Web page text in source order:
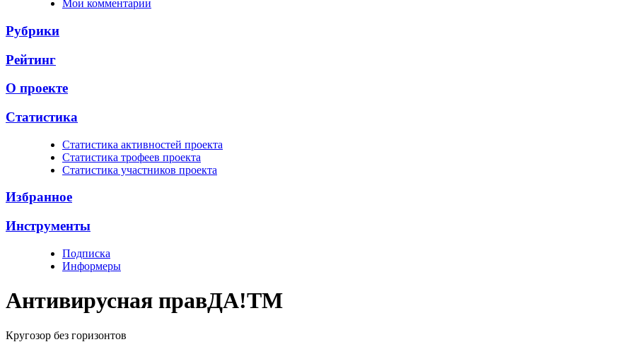
Мои комментарии
Рубрики
Рейтинг
О проекте
Статистика
Cтатистика активностей проекта
Cтатистика трофеев проекта
Cтатистика участников проекта
Избранное
Инструменты
Подписка
Информеры
Антивирусная правДА!TM
Кругозор без горизонтов